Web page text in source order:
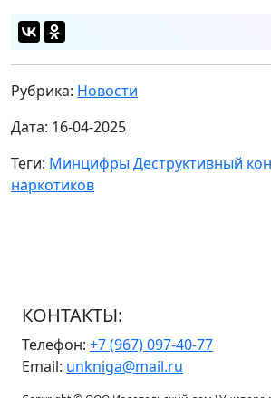
Рубрика: Новости
Дата: 16-04-2025
Теги: Минцифры Деструктивный
наркотиков
КОНТАКТЫ:
Телефон: +7 (967) 097-40-77
Email: unkniga@mail.ru